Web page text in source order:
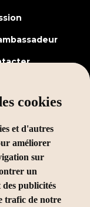
cookies
et d'autres
améliorer
sur
un
des publicités
trafic de notre